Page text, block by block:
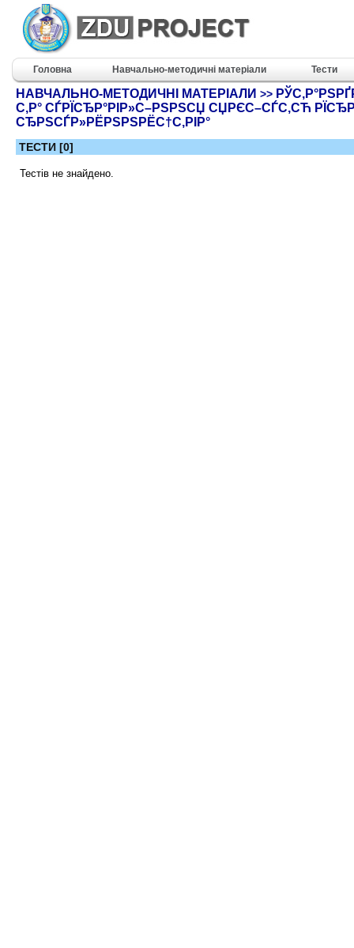
Головна Навчально-методичні матеріали Тести
НАВЧАЛЬНО-МЕТОДИЧНІ МАТЕРІАЛИ >>
С‚Р° СЃРЇСЂР°РІР»С–РЅРЅСЏ СЏРЄС–СЃС‚СЋ
СЂРЅСЃР»РЁРЅРЅРЁС†С‚РІР°
ТЕСТИ [0]
Тестів не знайдено.